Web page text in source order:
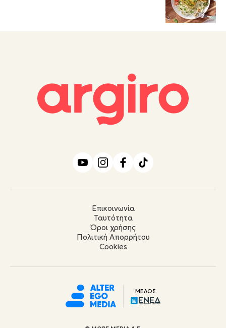
Επικοινωνία
Ταυτότητα
Όροι χρήσης
Πολιτική Απορρήτου
Cookies
ΜΕΛΟΣ